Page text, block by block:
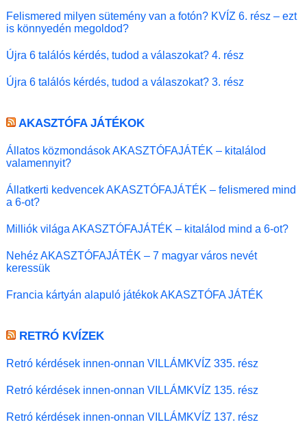
Felismered milyen sütemény van a fotón? KVÍZ 6. rész – ezt
is könnyedén megoldod?
Újra 6 találós kérdés, tudod a válaszokat? 4. rész
Újra 6 találós kérdés, tudod a válaszokat? 3. rész
AKASZTÓFA JÁTÉKOK
Állatos közmondások AKASZTÓFAJÁTÉK – kitalálod
valamennyit?
Állatkerti kedvencek AKASZTÓFAJÁTÉK – felismered mind
a 6-ot?
Milliók világa AKASZTÓFAJÁTÉK – kitalálod mind a 6-ot?
Nehéz AKASZTÓFAJÁTÉK – 7 magyar város nevét
keressük
Francia kártyán alapuló játékok AKASZTÓFA JÁTÉK
RETRÓ KVÍZEK
Retró kérdések innen-onnan VILLÁMKVÍZ 335. rész
Retró kérdések innen-onnan VILLÁMKVÍZ 135. rész
Retró kérdések innen-onnan VILLÁMKVÍZ 137. rész